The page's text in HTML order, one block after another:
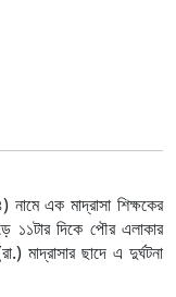
নামে এক মাদ্রাসা শিক্ষকের
১১টার দিকে পৌর এলাকার
মাদ্রাসার ছাদে এ দুর্ঘটনা